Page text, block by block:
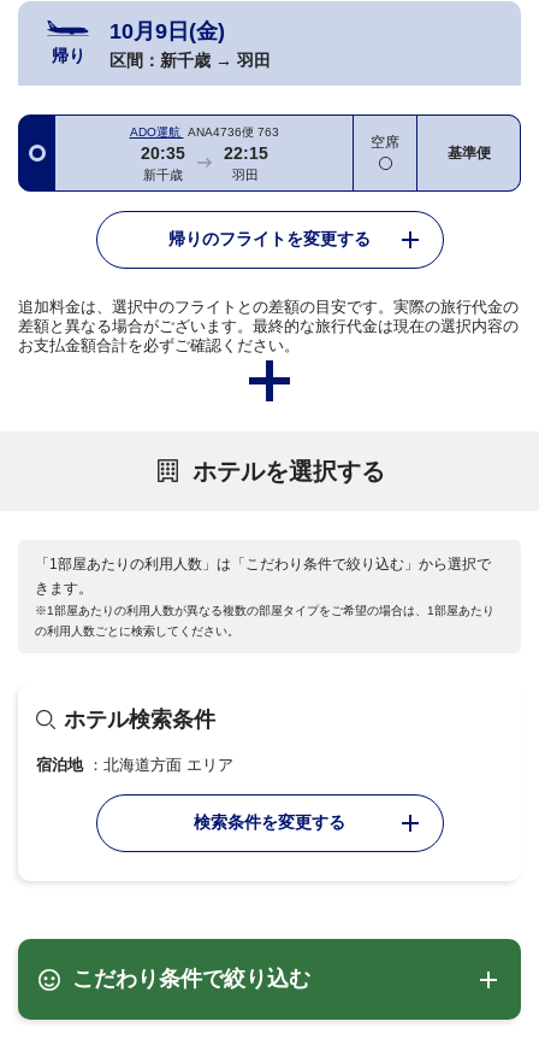
帰り
10月9日(金)
区間： 新千歳 → 羽田
ADO運航 ANA4736便 763
20:35
新千歳
22:15
羽田
空席
基準便
帰りのフライトを変更する
追加料金は、選択中のフライトとの差額の目安です。実際の旅行代金の
差額と異なる場合がございます。最終的な旅行代金は現在の選択内容の
お支払金額合計を必ずご確認ください。
ホテルを選択する
「1部屋あたりの利用人数」は「こだわり条件で絞り込む」から選択で
きます。
※1部屋あたりの利用人数が異なる複数の部屋タイプをご希望の場合は、1部屋あたり
の利用人数ごとに検索してください。
ホテル検索条件
宿泊地 北海道方面 エリア
検索条件を変更する
こだわり条件で絞り込む